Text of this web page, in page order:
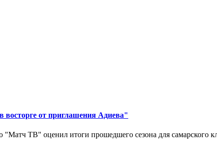
от приглашения Адиева"
ТВ" оценил итоги прошедшего сезона для самарского